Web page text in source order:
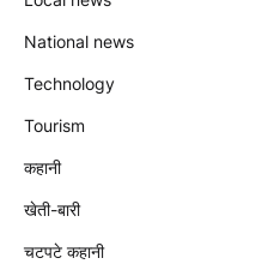
National news
Technology
Tourism
कहानी
खेती-बारी
चटपटे कहानी